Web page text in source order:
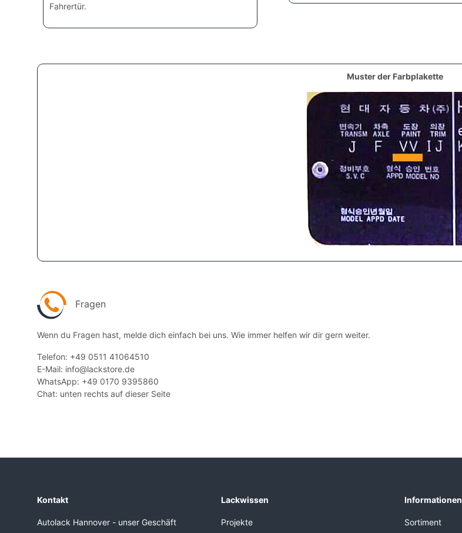
Fahrertür.
Muster der Farbplakette
Fragen
Wenn du Fragen hast, melde dich einfach bei uns. Wie immer helfen wir dir gern weiter.
Telefon: +49 0511 41064510
E-Mail: info@lackstore.de
WhatsApp: +49 0170 9395860
Chat: unten rechts auf dieser Seite
Kontakt
Autolack Hannover - unser Geschäft
Lackwissen
Projekte
Informationen
Sortiment